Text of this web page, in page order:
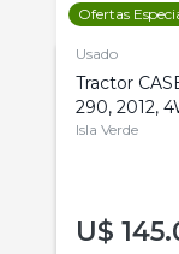
Ofertas
Usado
Tractor
290, 2012,
Isla Verde
U$